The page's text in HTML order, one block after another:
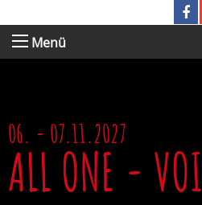
Menü
06. - 07.11.2027
ALL ONE -